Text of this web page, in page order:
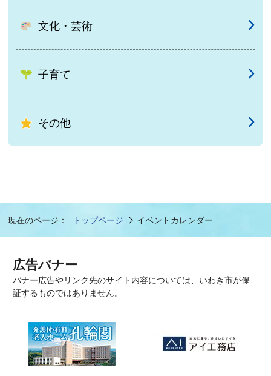
文化・芸術
子育て
その他
現在のページ： トップページ イベントカレンダー
広告バナー
バナー広告やリンク先のサイト内容については、いわき市が保
証するものではありません。